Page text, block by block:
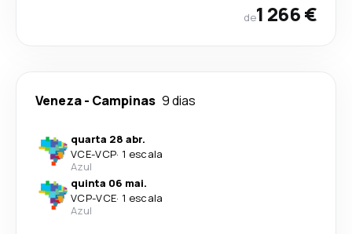
de1 266 €
Veneza- Campinas 9 dias
quarta 28 abr.
VCE-VCP· 1 escala
Azul
quinta 06 mai.
VCP-VCE· 1 escala
Azul